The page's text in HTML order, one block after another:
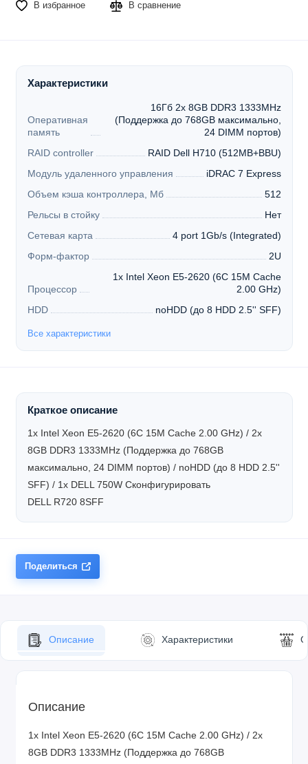
В избранное В сравнение
Характеристики
Оперативная
память
16Гб 2x 8GB DDR3 1333MHz
(Поддержка до 768GB максимально,
24 DIMM портов)
RAID controller
RAID Dell H710 (512MB+BBU)
Модуль удаленного управления
iDRAC 7 Express
Объем кэша контроллера, Мб
512
Рельсы в стойку
Нет
Сетевая карта
4 port 1Gb/s (Integrated)
Форм-фактор
2U
Процессор
1x Intel Xeon E5-2620 (6C 15M Cache
2.00 GHz)
HDD
noHDD (до 8 HDD 2.5'' SFF)
Все характеристики
Краткое описание
1x Intel Xeon E5-2620 (6C 15M Cache 2.00 GHz) / 2x
8GB DDR3 1333MHz (Поддержка до 768GB
максимально, 24 DIMM портов) / noHDD (до 8 HDD 2.5''
SFF) / 1x DELL 750W Сконфигурировать
DELL R720 8SFF
Поделиться
Описание Характеристики
Описание
1x Intel Xeon E5-2620 (6C 15M Cache 2.00 GHz) / 2x
8GB DDR3 1333MHz (Поддержка до 768GB